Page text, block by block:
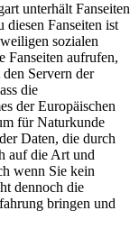
unterhält Fanseiten
Fanseiten ist
sozialen
Fanseiten aufrufen,
Servern der
die
der Europäischen
für Naturkunde
Daten, die durch
auf die Art und
wenn Sie kein
dennoch die
bringen und